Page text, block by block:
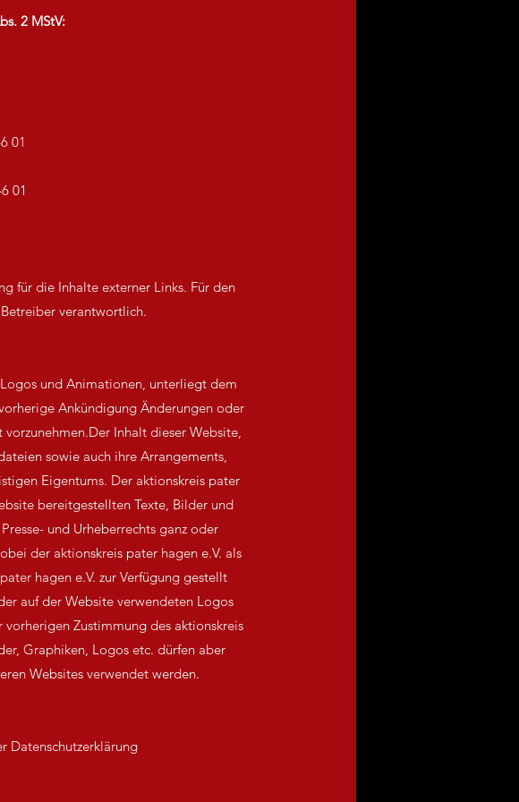
2 MStV:
01
01
für die Inhalte externer Links. Für den
verantwortlich.
und Animationen, unterliegt dem
Ankündigung Änderungen oder
Inhalt dieser Website,
sowie auch ihre Arrangements,
Eigentums. Der aktionskreis pater
bereitgestellten Texte, Bilder und
und Urheberrechts ganz oder
der aktionskreis pater hagen e.V. als
hagen e.V. zur Verfügung gestellt
auf der Website verwendeten Logos
Zustimmung des aktionskreis
Graphiken, Logos etc. dürfen aber
Websites verwendet werden.
Datenschutzerklärung